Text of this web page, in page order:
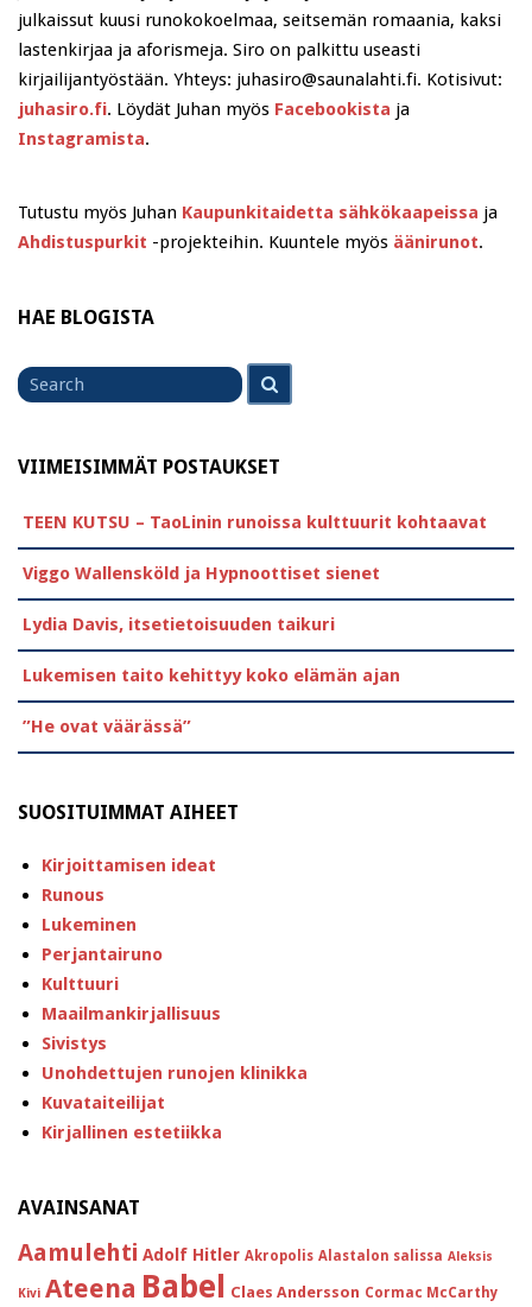
julkaissut kuusi runokokoelmaa, seitsemän romaania, kaksi
lastenkirjaa ja aforismeja. Siro on palkittu useasti
kirjailijantyöstään. Yhteys: juhasiro@saunalahti.fi. Kotisivut:
juhasiro.fi. Löydät Juhan myös Facebookista ja
Instagramista.
Tutustu myös Juhan Kaupunkitaidetta sähkökaapeissa ja
Ahdistuspurkit -projekteihin. Kuuntele myös äänirunot.
HAE BLOGISTA
for
VIIMEISIMMÄT POSTAUKSET
TEEN KUTSU – TaoLinin runoissa kulttuurit kohtaavat
Viggo Wallensköld ja Hypnoottiset sienet
Lydia Davis, itsetietoisuuden taikuri
Lukemisen taito kehittyy koko elämän ajan
”He ovat väärässä”
SUOSITUIMMAT AIHEET
Kirjoittamisen ideat
Runous
Lukeminen
Perjantairuno
Kulttuuri
Maailmankirjallisuus
Sivistys
Unohdettujen runojen klinikka
Kuvataiteilijat
Kirjallinen estetiikka
AVAINSANAT
Aamulehti Adolf Hitler Akropolis Alastalon salissa Aleksis
Kivi Ateena Babel Claes Andersson Cormac McCarthy